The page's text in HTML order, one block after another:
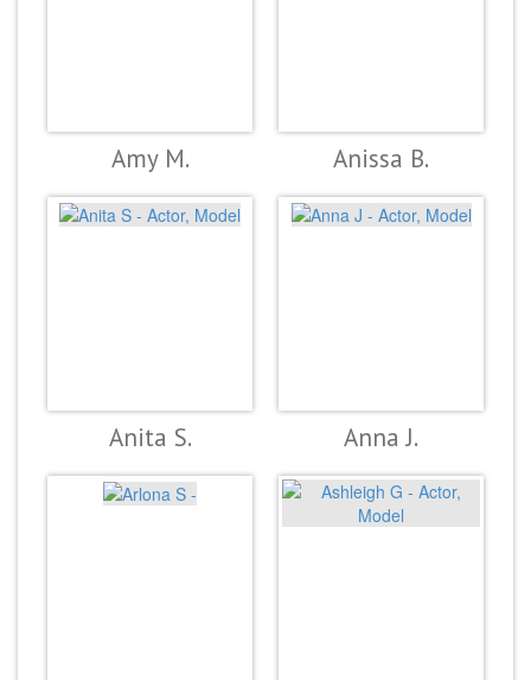
Amy M. Anissa B.
Anita S. Anna J.